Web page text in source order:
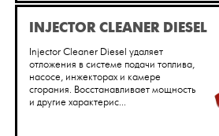
INJECTOR CLEANER DIESEL
Injector Cleaner Diesel удаляет
отложения в системе подачи топлива,
насосе, инжекторах и камере
сгорания. Восстанавливает мощность
и другие характерис...